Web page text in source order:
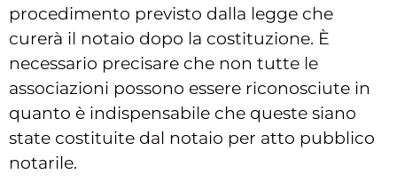
procedimento previsto dalla legge che
curerà il notaio dopo la costituzione. È
necessario precisare che non tutte le
associazioni possono essere riconosciute in
quanto è indispensabile che queste siano
state costituite dal notaio per atto pubblico
notarile.